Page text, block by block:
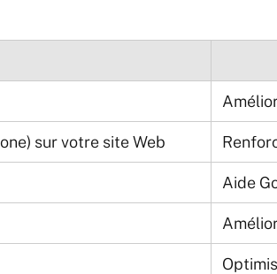
sur votre site Web
Aide